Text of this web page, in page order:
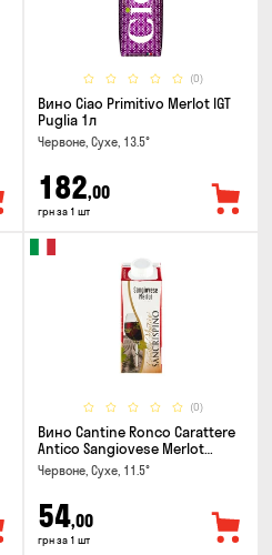
(0)
Вино Ciao Primitivo Merlot IGT
Puglia 1л
Червоне, Сухе, 13.5°
182,00
грн за 1 шт
(0)
Вино Cantine Ronco Carattere
Antico Sangiovese Merlot
Rubicone IGT 0.25л
Червоне, Сухе, 11.5°
54,00
грн за 1 шт